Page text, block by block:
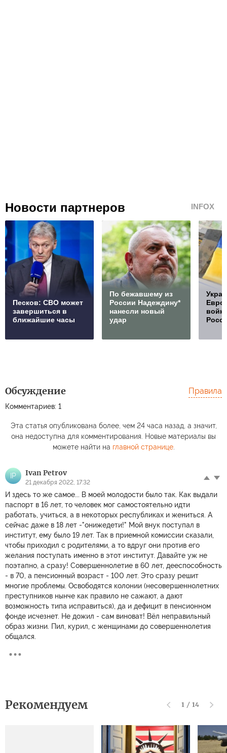
Новости партнеров INFOX
Песков: СВО может
завершиться в
ближайшие часы
По бежавшему из
России Надеждину*
нанесли новый
удар
Обсуждение
Комментариев: 1
Правила
Эта статья опубликована более, чем 24 часа назад, а значит,
она недоступна для комментирования. Новые материалы вы
можете найти на главной странице.
IP Ivan Petrov
21 декабря 2022, 17:32
И здесь то же самое... В моей молодости было так. Как выдали
паспорт в 16 лет, то человек мог самостоятельно идти
работать, учиться, а в некоторых республиках и жениться. А
сейчас даже в 18 лет -"онижедети!" Мой внук поступал в
институт, ему было 19 лет. Так в приемной комиссии сказали,
чтобы приходил с родителями, а то вдруг они против его
желания поступать именно в этот институт. Давайте уж не
поэтапно, а сразу! Совершеннолетие в 60 лет, дееспособность
- в 70, а пенсионный возраст - 100 лет. Это сразу решит
многие проблемы. Освободятся колонии (несовершеннолетних
преступников нынче как правило не сажают, а дают
возможность типа исправиться), да и дефицит в пенсионном
фонде исчезнет. Не дожил - сам виноват! Вёл неправильный
образ жизни. Пил, курил, с женщинами до совершеннолетия
общался.
Рекомендуем 1 / 14